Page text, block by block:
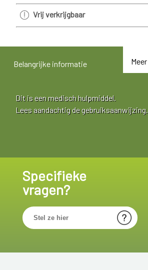
Vrij verkrijgbaar
Meer
Belangrijke informatie
Dit is een medisch hulpmiddel.
Lees aandachtig de gebruiksaanwijzing.
Specifieke
vragen?